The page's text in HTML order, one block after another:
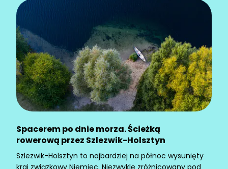
Jedna z nich to wspomniana talasoterapia, czyli
leczenie morskim klimatem.
Spacerem po dnie morza. Ścieżką
rowerową przez Szlezwik-Holsztyn
Szlezwik-Holsztyn to najbardziej na północ wysunięty
kraj związkowy Niemiec. Niezwykle zróżnicowany pod